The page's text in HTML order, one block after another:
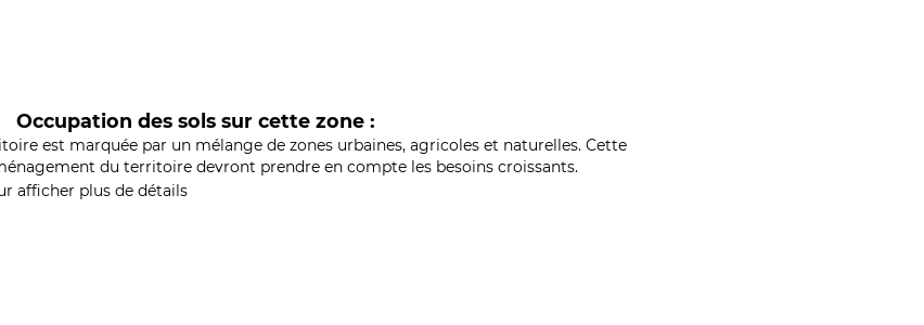
Occupation des sols sur cette zone :
est marquée par un mélange de zones urbaines, agricoles et naturelles. Cette
du territoire devront prendre en compte les besoins croissants.
afficher plus de détails